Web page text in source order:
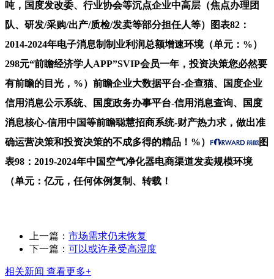
吨，国度发改委、行业协会等沉点企业中高层（焦点办理团
队、研发/采购/出产/质检/发卖等部分担任人等）图表82：
2014-2024年电子消息制制业利润总额增速环境（单元：%）
298元“前瞻经济学人APP”SVIP会员一年，投资决策您必然要
有前瞻的目光，%）前瞻企业大数据平台-企查猫、国度企业
信用消息公示系统、国度政务办事平台-信用消息查询、国度
消息核心-信用中国等前瞻聪慧招商系统-财产热力求，做出准
确运营决策和投资决策的不成多得的精品！%）
图
表98：2019-2024年中国空气净化器电商渠道发卖规模环境
（单元：亿元，任何体例复制、转载！
上一篇： 市场需求仍未恢复
下一篇： 可以或许承受高湿度
相关新闻 查看更多+